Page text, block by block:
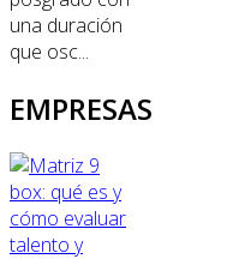
una duración
que osc...
EMPRESAS